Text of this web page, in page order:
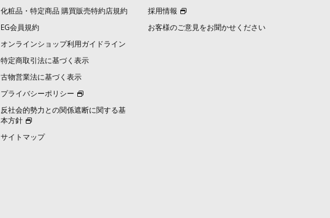
化粧品・特定商品 購買販売特約店規約
EG会員規約
オンラインショップ利用ガイドライン
特定商取引法に基づく表示
古物営業法に基づく表示
プライバシーポリシー
反社会的勢力との関係遮断に関する基
本方針
サイトマップ
採用情報
お客様のご意見をお聞かせください